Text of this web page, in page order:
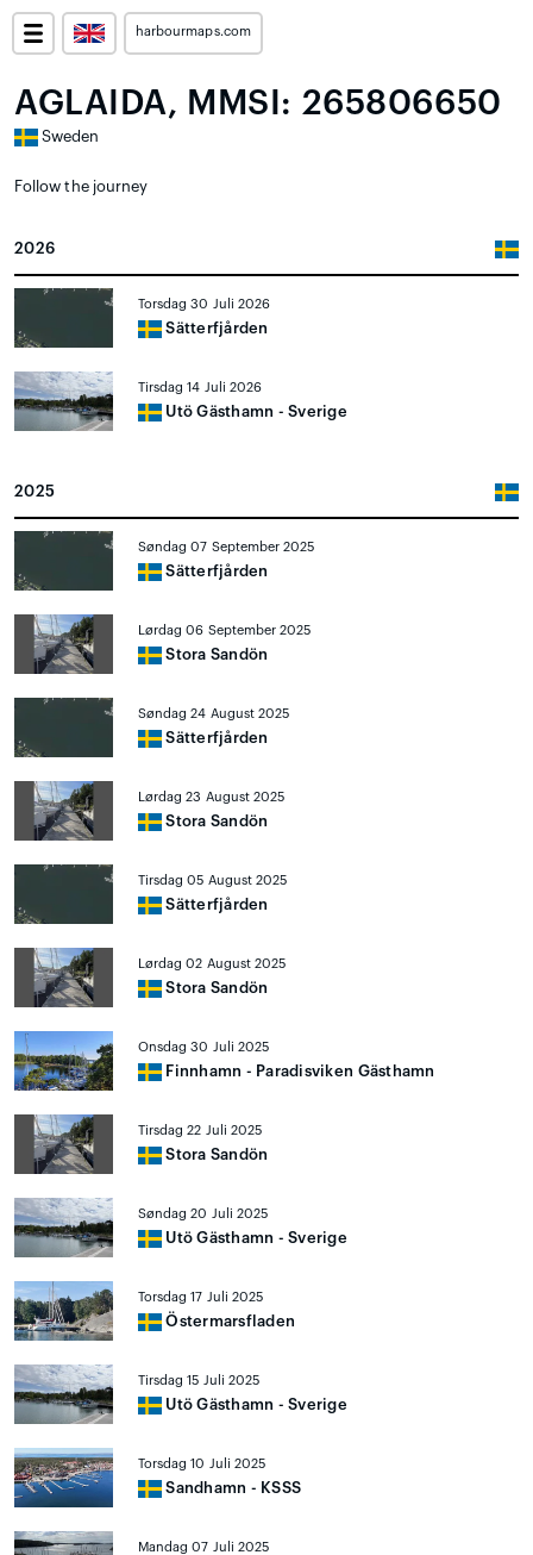
harbourmaps.com
AGLAIDA, MMSI: 265806650
Sweden
Follow the journey
2026
Torsdag 30 Juli 2026
Sätterfjården
Tirsdag 14 Juli 2026
Utö Gästhamn - Sverige
2025
Søndag 07 September 2025
Sätterfjården
Lørdag 06 September 2025
Stora Sandön
Søndag 24 August 2025
Sätterfjården
Lørdag 23 August 2025
Stora Sandön
Tirsdag 05 August 2025
Sätterfjården
Lørdag 02 August 2025
Stora Sandön
Onsdag 30 Juli 2025
Finnhamn - Paradisviken Gästhamn
Tirsdag 22 Juli 2025
Stora Sandön
Søndag 20 Juli 2025
Utö Gästhamn - Sverige
Torsdag 17 Juli 2025
Östermarsfladen
Tirsdag 15 Juli 2025
Utö Gästhamn - Sverige
Torsdag 10 Juli 2025
Sandhamn - KSSS
Mandag 07 Juli 2025